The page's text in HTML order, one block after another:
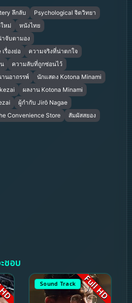
ลึกลับ
Psychological จิตวิทยา
หม่
หนังไทย
จับตามอง
รื่องย่อ
ความจริงที่น่าตกใจ
ความลับที่ถูกซ่อนไว้
นอาถรรพ์
นักแสดง Kotona Minami
ผลงาน Kotona Minami
ผู้กำกับ Jirô Nagae
Convenience Store สัมผัสสยอง
ชอบ
Sound Track Full HD